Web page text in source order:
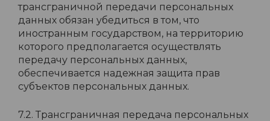
трансграничной передачи персональных
данных обязан убедиться в том, что
иностранным государством, на территорию
которого предполагается осуществлять
передачу персональных данных,
обеспечивается надежная защита прав
субъектов персональных данных.
7.2. Трансграничная передача персональных